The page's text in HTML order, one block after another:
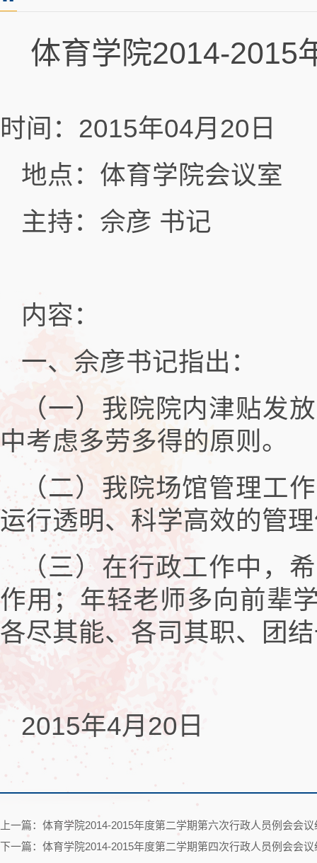
体育学院2014-2015
时间：2015年04月20日
地点：体育学院会议室
主持：佘彦 书记
内容：
一、佘彦书记指出：
（一）我院院内津贴发
中考虑多劳多得的原则。
（二）我院场馆管理工
运行透明、科学高效的管
（三）在行政工作中，
作用；年轻老师多向前辈
各尽其能、各司其职、团
2015年4月20日
上一篇：体育学院2014-2015年度第二学期第六次行政人员例会会议
下一篇：体育学院2014-2015年度第二学期第四次行政人员例会会议